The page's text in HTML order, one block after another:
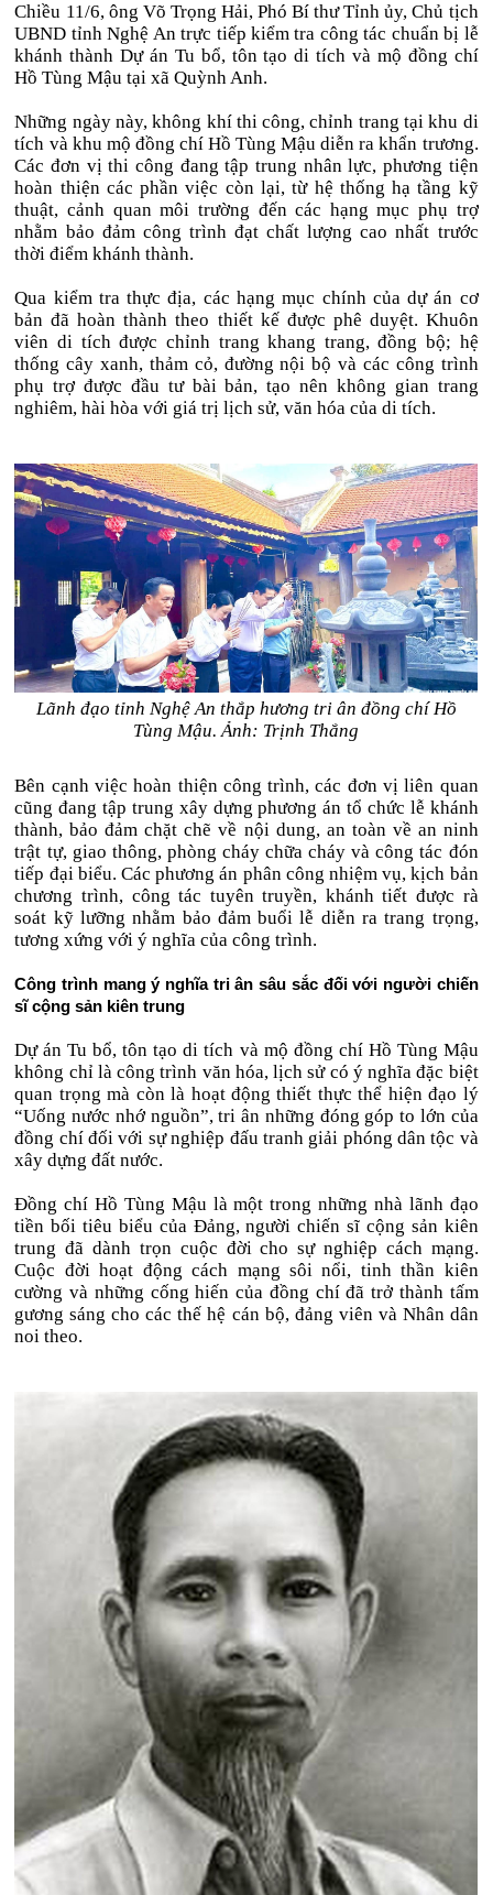
Chiều 11/6, ông Võ Trọng Hải, Phó Bí thư Tỉnh ủy, Chủ tịch
UBND tỉnh Nghệ An trực tiếp kiểm tra công tác chuẩn bị lễ
khánh thành Dự án Tu bổ, tôn tạo di tích và mộ đồng chí
Hồ Tùng Mậu tại xã Quỳnh Anh.
Những ngày này, không khí thi công, chỉnh trang tại khu di
tích và khu mộ đồng chí Hồ Tùng Mậu diễn ra khẩn trương.
Các đơn vị thi công đang tập trung nhân lực, phương tiện
hoàn thiện các phần việc còn lại, từ hệ thống hạ tầng kỹ
thuật, cảnh quan môi trường đến các hạng mục phụ trợ
nhằm bảo đảm công trình đạt chất lượng cao nhất trước
thời điểm khánh thành.
Qua kiểm tra thực địa, các hạng mục chính của dự án cơ
bản đã hoàn thành theo thiết kế được phê duyệt. Khuôn
viên di tích được chỉnh trang khang trang, đồng bộ; hệ
thống cây xanh, thảm cỏ, đường nội bộ và các công trình
phụ trợ được đầu tư bài bản, tạo nên không gian trang
nghiêm, hài hòa với giá trị lịch sử, văn hóa của di tích.
Lãnh đạo tỉnh Nghệ An thắp hương tri ân đồng chí Hồ
Tùng Mậu. Ảnh: Trịnh Thắng
Bên cạnh việc hoàn thiện công trình, các đơn vị liên quan
cũng đang tập trung xây dựng phương án tổ chức lễ khánh
thành, bảo đảm chặt chẽ về nội dung, an toàn về an ninh
trật tự, giao thông, phòng cháy chữa cháy và công tác đón
tiếp đại biểu. Các phương án phân công nhiệm vụ, kịch bản
chương trình, công tác tuyên truyền, khánh tiết được rà
soát kỹ lưỡng nhằm bảo đảm buổi lễ diễn ra trang trọng,
tương xứng với ý nghĩa của công trình.
Công trình mang ý nghĩa tri ân sâu sắc đối với người chiến
sĩ cộng sản kiên trung
Dự án Tu bổ, tôn tạo di tích và mộ đồng chí Hồ Tùng Mậu
không chỉ là công trình văn hóa, lịch sử có ý nghĩa đặc biệt
quan trọng mà còn là hoạt động thiết thực thể hiện đạo lý
“Uống nước nhớ nguồn”, tri ân những đóng góp to lớn của
đồng chí đối với sự nghiệp đấu tranh giải phóng dân tộc và
xây dựng đất nước.
Đồng chí Hồ Tùng Mậu là một trong những nhà lãnh đạo
tiền bối tiêu biểu của Đảng, người chiến sĩ cộng sản kiên
trung đã dành trọn cuộc đời cho sự nghiệp cách mạng.
Cuộc đời hoạt động cách mạng sôi nổi, tinh thần kiên
cường và những cống hiến của đồng chí đã trở thành tấm
gương sáng cho các thế hệ cán bộ, đảng viên và Nhân dân
noi theo.